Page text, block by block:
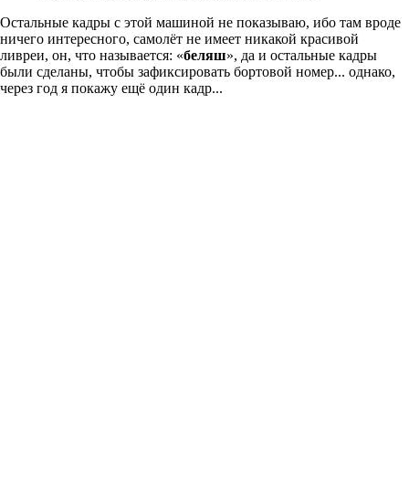
Остальные кадры с этой машиной не показываю, ибо там вроде
ничего интересного, самолёт не имеет никакой красивой
ливреи, он, что называется: «беляш», да и остальные кадры
были сделаны, чтобы зафиксировать бортовой номер... однако,
через год я покажу ещё один кадр...